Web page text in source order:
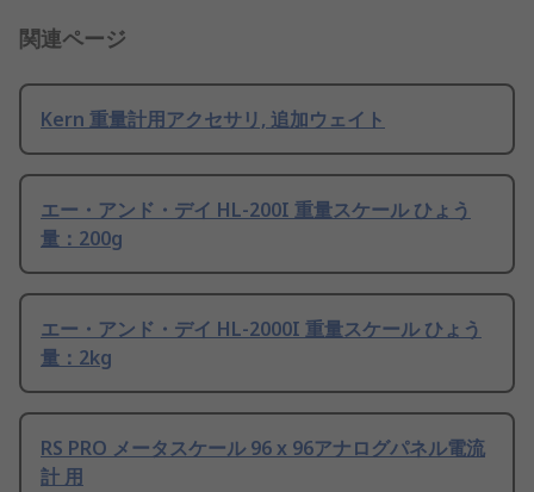
関連ページ
Kern 重量計用アクセサリ, 追加ウェイト
エー・アンド・デイ HL-200I 重量スケール ひょう
量：200g
エー・アンド・デイ HL-2000I 重量スケール ひょう
量：2kg
RS PRO メータスケール 96 x 96アナログパネル電流
計 用